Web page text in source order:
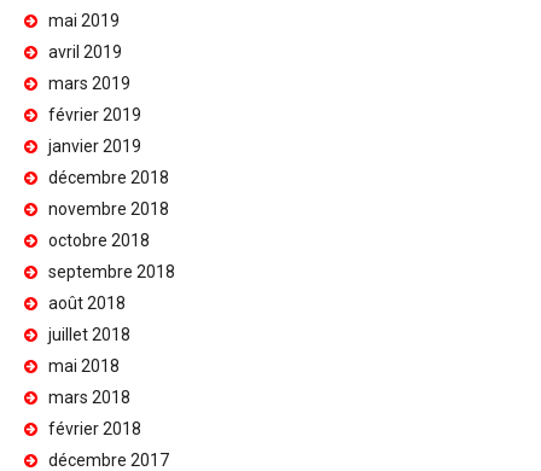
mai 2019
avril 2019
mars 2019
février 2019
janvier 2019
décembre 2018
novembre 2018
octobre 2018
septembre 2018
août 2018
juillet 2018
mai 2018
mars 2018
février 2018
décembre 2017